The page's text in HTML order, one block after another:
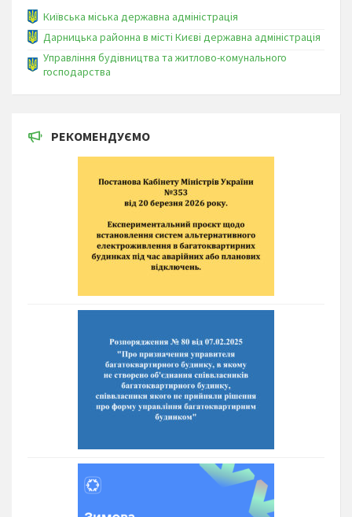
Київська міська державна адміністрація
Дарницька районна в місті Києві державна адміністрація
Управління будівництва та житлово-комунального
господарства
РЕКОМЕНДУЄМО